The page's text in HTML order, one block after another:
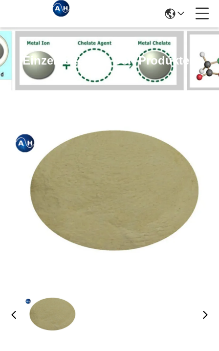
Einzelheiten Zu Den Produkten